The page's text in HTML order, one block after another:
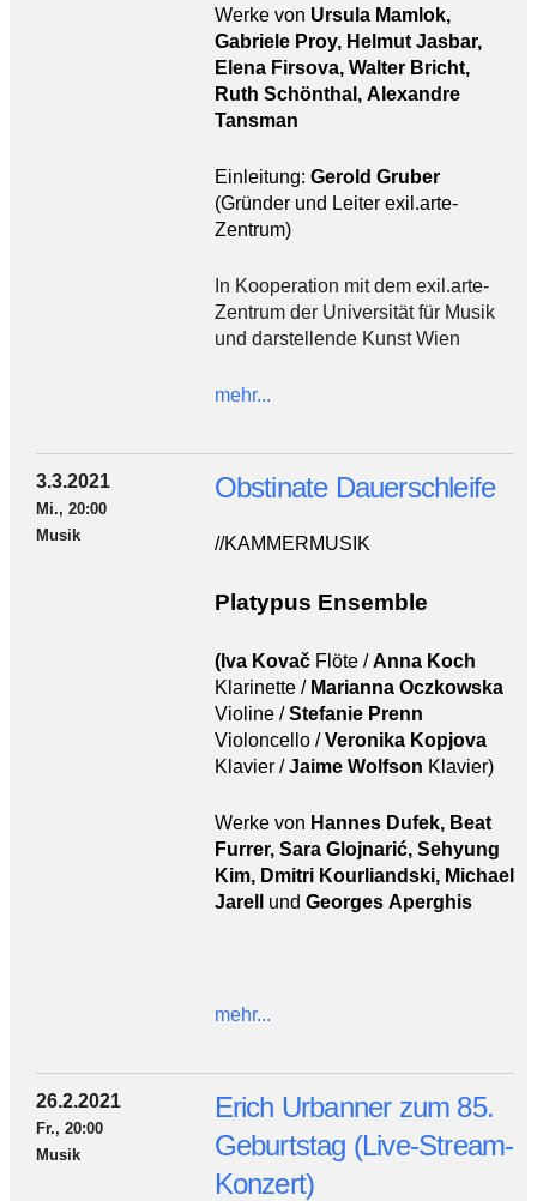
Werke von Ursula Mamlok,
Gabriele Proy, Helmut Jasbar,
Elena Firsova, Walter Bricht,
Ruth Schönthal, Alexandre
Tansman
Einleitung: Gerold Gruber
(Gründer und Leiter exil.arte-
Zentrum)
In Kooperation mit dem exil.arte-
Zentrum der Universität für Musik
und darstellende Kunst Wien
mehr...
3.3.2021
Mi., 20:00
Musik
Obstinate Dauerschleife
//KAMMERMUSIK
Platypus Ensemble
(Iva Kovač Flöte /Anna Koch
Klarinette / Marianna Oczkowska
Violine /Stefanie Prenn
Violoncello /Veronika Kopjova
Klavier /Jaime Wolfson Klavier)
Werke von HannesDufek, Beat
Furrer, Sara Glojnarić, Sehyung
Kim, Dmitri Kourliandski, Michael
Jarell und Georges Aperghis
mehr...
26.2.2021
Fr., 20:00
Musik
Erich Urbanner zum 85.
Geburtstag (Live-Stream-
Konzert)